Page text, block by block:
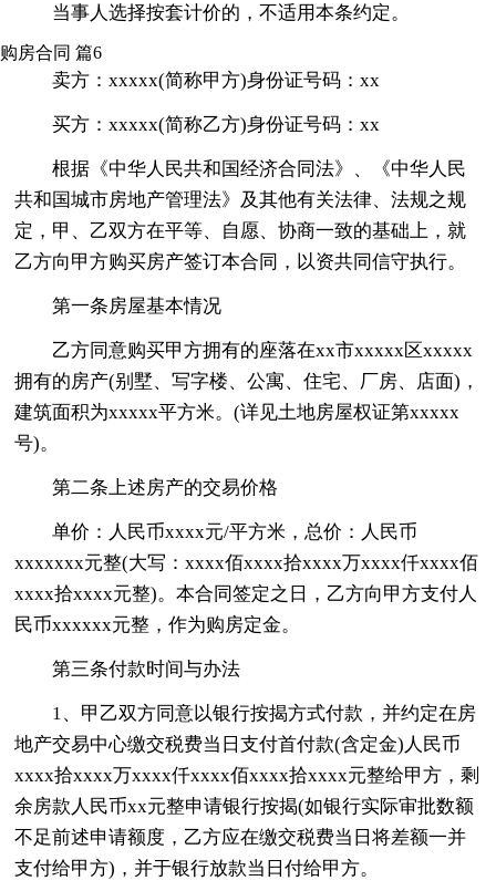
当事人选择按套计价的，不适用本条约定。
购房合同 篇6
卖方：xxxxx(简称甲方)身份证号码：xx
买方：xxxxx(简称乙方)身份证号码：xx
根据《中华人民共和国经济合同法》、《中华人民
共和国城市房地产管理法》及其他有关法律、法规之规
定，甲、乙双方在平等、自愿、协商一致的基础上，就
乙方向甲方购买房产签订本合同，以资共同信守执行。
第一条房屋基本情况
乙方同意购买甲方拥有的座落在xx市xxxxx区xxxxx
拥有的房产(别墅、写字楼、公寓、住宅、厂房、店面)，
建筑面积为xxxxx平方米。(详见土地房屋权证第xxxxx
号)。
第二条上述房产的交易价格
单价：人民币xxxx元/平方米，总价：人民币
xxxxxxx元整(大写：xxxx佰xxxx拾xxxx万xxxx仟xxxx佰
xxxx拾xxxx元整)。本合同签定之日，乙方向甲方支付人
民币xxxxxx元整，作为购房定金。
第三条付款时间与办法
1、甲乙双方同意以银行按揭方式付款，并约定在房
地产交易中心缴交税费当日支付首付款(含定金)人民币
xxxx拾xxxx万xxxx仟xxxx佰xxxx拾xxxx元整给甲方，剩
余房款人民币xx元整申请银行按揭(如银行实际审批数额
不足前述申请额度，乙方应在缴交税费当日将差额一并
支付给甲方)，并于银行放款当日付给甲方。